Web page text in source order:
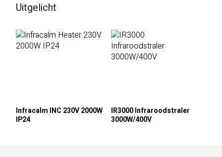
Uitgelicht
Infracalm INC 230V 2000W
IP24
IR3000 Infraroodstraler
3000W/400V